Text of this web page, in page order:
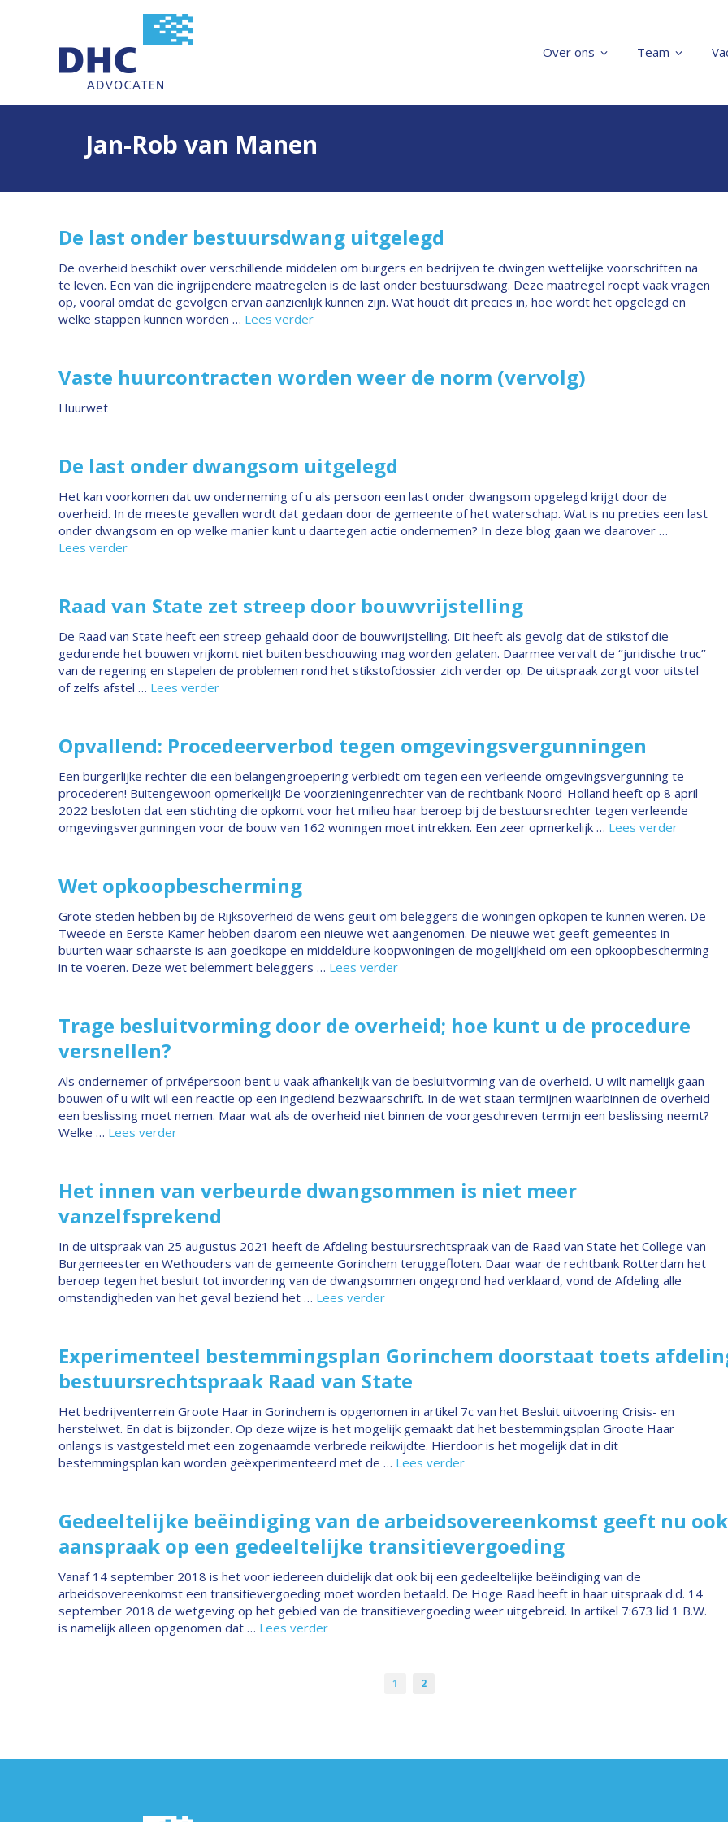
Over ons Team
Jan-Rob van Manen
De last onder bestuursdwang uitgelegd
De overheid beschikt over verschillende middelen om burgers en bedrijven te dwingen wettelijke voorschriften na
te leven. Een van die ingrijpendere maatregelen is de last onder bestuursdwang. Deze maatregel roept vaak vragen
op, vooral omdat de gevolgen ervan aanzienlijk kunnen zijn. Wat houdt dit precies in, hoe wordt het opgelegd en
welke stappen kunnen worden … Lees verder
Vaste huurcontracten worden weer de norm (vervolg)
Huurwet
De last onder dwangsom uitgelegd
Het kan voorkomen dat uw onderneming of u als persoon een last onder dwangsom opgelegd krijgt door de
overheid. In de meeste gevallen wordt dat gedaan door de gemeente of het waterschap. Wat is nu precies een last
onder dwangsom en op welke manier kunt u daartegen actie ondernemen? In deze blog gaan we daarover …
Lees verder
Raad van State zet streep door bouwvrijstelling
De Raad van State heeft een streep gehaald door de bouwvrijstelling. Dit heeft als gevolg dat de stikstof die
gedurende het bouwen vrijkomt niet buiten beschouwing mag worden gelaten. Daarmee vervalt de ‘’juridische truc’’
van de regering en stapelen de problemen rond het stikstofdossier zich verder op. De uitspraak zorgt voor uitstel
of zelfs afstel … Lees verder
Opvallend: Procedeerverbod tegen omgevingsvergunningen
Een burgerlijke rechter die een belangengroepering verbiedt om tegen een verleende omgevingsvergunning te
procederen! Buitengewoon opmerkelijk! De voorzieningenrechter van de rechtbank Noord-Holland heeft op 8 april
2022 besloten dat een stichting die opkomt voor het milieu haar beroep bij de bestuursrechter tegen verleende
omgevingsvergunningen voor de bouw van 162 woningen moet intrekken. Een zeer opmerkelijk … Lees verder
Wet opkoopbescherming
Grote steden hebben bij de Rijksoverheid de wens geuit om beleggers die woningen opkopen te kunnen weren. De
Tweede en Eerste Kamer hebben daarom een nieuwe wet aangenomen. De nieuwe wet geeft gemeentes in
buurten waar schaarste is aan goedkope en middeldure koopwoningen de mogelijkheid om een opkoopbescherming
in te voeren. Deze wet belemmert beleggers … Lees verder
Trage besluitvorming door de overheid; hoe kunt u de procedure
versnellen?
Als ondernemer of privépersoon bent u vaak afhankelijk van de besluitvorming van de overheid. U wilt namelijk gaan
bouwen of u wilt wil een reactie op een ingediend bezwaarschrift. In de wet staan termijnen waarbinnen de overheid
een beslissing moet nemen. Maar wat als de overheid niet binnen de voorgeschreven termijn een beslissing neemt?
Welke … Lees verder
Het innen van verbeurde dwangsommen is niet meer
vanzelfsprekend
In de uitspraak van 25 augustus 2021 heeft de Afdeling bestuursrechtspraak van de Raad van State het College van
Burgemeester en Wethouders van de gemeente Gorinchem teruggefloten. Daar waar de rechtbank Rotterdam het
beroep tegen het besluit tot invordering van de dwangsommen ongegrond had verklaard, vond de Afdeling alle
omstandigheden van het geval beziend het … Lees verder
Experimenteel bestemmingsplan Gorinchem doorstaat toets
bestuursrechtspraak Raad van State
Het bedrijventerrein Groote Haar in Gorinchem is opgenomen in artikel 7c van het Besluit uitvoering Crisis- en
herstelwet. En dat is bijzonder. Op deze wijze is het mogelijk gemaakt dat het bestemmingsplan Groote Haar
onlangs is vastgesteld met een zogenaamde verbrede reikwijdte. Hierdoor is het mogelijk dat in dit
bestemmingsplan kan worden geëxperimenteerd met de … Lees verder
Gedeeltelijke beëindiging van de arbeidsovereenkomst geeft nu ook
aanspraak op een gedeeltelijke transitievergoeding
Vanaf 14 september 2018 is het voor iedereen duidelijk dat ook bij een gedeeltelijke beëindiging van de
arbeidsovereenkomst een transitievergoeding moet worden betaald. De Hoge Raad heeft in haar uitspraak d.d. 14
september 2018 de wetgeving op het gebied van de transitievergoeding weer uitgebreid. In artikel 7:673 lid 1 B.W.
is namelijk alleen opgenomen dat … Lees verder
1 2